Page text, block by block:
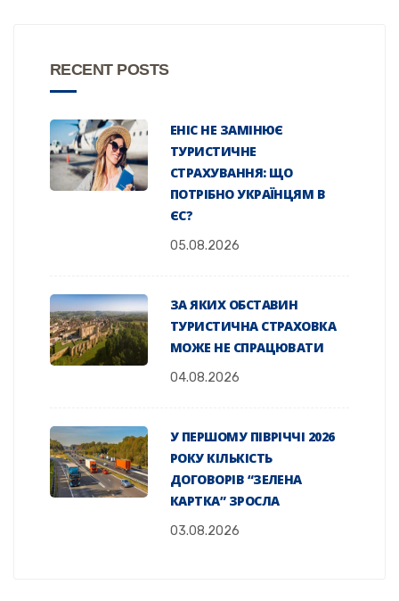
RECENT POSTS
EHIC НЕ ЗАМІНЮЄ
ТУРИСТИЧНЕ
СТРАХУВАННЯ: ЩО
ПОТРІБНО УКРАЇНЦЯМ В
ЄС?
05.08.2026
ЗА ЯКИХ ОБСТАВИН
ТУРИСТИЧНА СТРАХОВКА
МОЖЕ НЕ СПРАЦЮВАТИ
04.08.2026
У ПЕРШОМУ ПІВРІЧЧІ 2026
РОКУ КІЛЬКІСТЬ
ДОГОВОРІВ “ЗЕЛЕНА
КАРТКА” ЗРОСЛА
03.08.2026